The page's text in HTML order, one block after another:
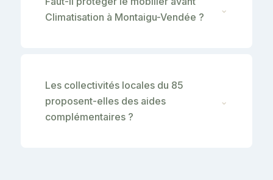
Climatisation à Montaigu-Vendée ?
⌄
Les collectivités locales du 85
proposent-elles des aides
complémentaires ?
⌄